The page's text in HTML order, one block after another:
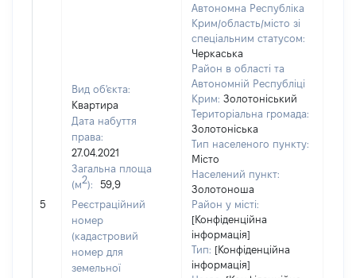
5
Вид об'єкта:
Квартира
Дата набуття
права:
27.04.2021
Загальна площа
(м2):
59,9
Реєстраційний
номер
(кадастровий
номер для
земельної
Автономна Республіка
Крим/область/місто зі
спеціальним статусом:
Черкаська
Район в області та
Автономній Республіці
Крим: Золотоніський
Територіальна громада:
Золотоніська
Тип населеного пункту:
Місто
Населений пункт:
Золотоноша
Район у місті:
[Конфіденційна
інформація]
Тип: [Конфіденційна
інформація]